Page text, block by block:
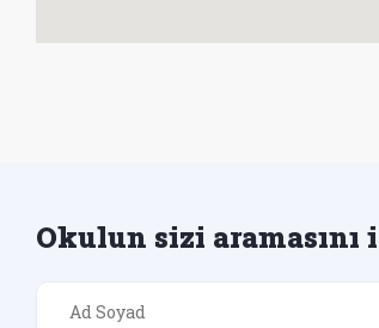
Okulun sizi aramasını